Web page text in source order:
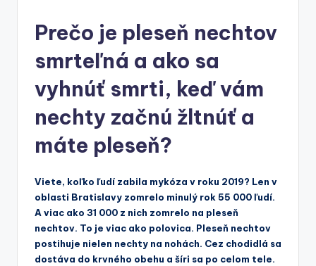
Prečo je pleseň nechtov
smrteľná a ako sa
vyhnúť smrti, keď vám
nechty začnú žltnúť a
máte pleseň?
Viete, koľko ľudí zabila mykóza v roku 2019? Len v
oblasti Bratislavy zomrelo minulý rok 55 000 ľudí.
A viac ako 31 000 z nich zomrelo na pleseň
nechtov. To je viac ako polovica. Pleseň nechtov
postihuje nielen nechty na nohách. Cez chodidlá sa
dostáva do krvného obehu a šíri sa po celom tele.